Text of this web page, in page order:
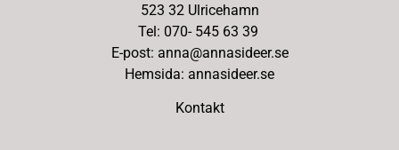
523 32 Ulricehamn
Tel: 070- 545 63 39
E-post: anna@annasideer.se
Hemsida: annasideer.se
Kontakt